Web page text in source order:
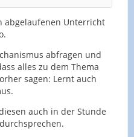
abgelaufenen Unterricht
abfragen und
alles zu dem Thema
sagen: Lernt auch
auch in der Stunde